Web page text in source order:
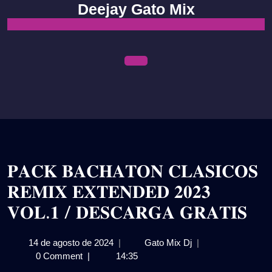
content
Deejay Gato Mix
𝐏𝐀𝐂𝐊 𝐁𝐀𝐂𝐇𝐀𝐓𝐎𝐍 𝐂𝐋𝐀𝐒𝐈𝐂𝐎𝐒
𝐑𝐄𝐌𝐈𝐗 𝐄𝐗𝐓𝐄𝐍𝐃𝐄𝐃 𝟐𝟎𝟐𝟑
𝐕𝐎𝐋.𝟏 / 𝐃𝐄𝐒𝐂𝐀𝐑𝐆𝐀 𝐆𝐑𝐀𝐓𝐈𝐒
14 de agosto de 202414
de
| Gato Mix Dj𝐏𝐀𝐂𝐊
|
0 Comment | 14:35